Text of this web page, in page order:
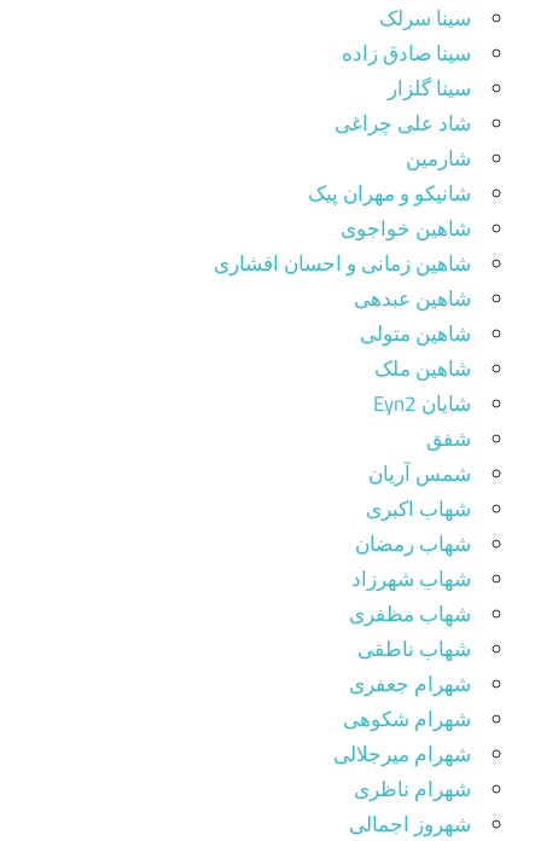
سینا سرلک
سینا صادق زاده
سینا گلزار
شاد علی چراغی
شارمین
شانیکو و مهران پیک
شاهین خواجوی
شاهین زمانی و احسان افشاری
شاهین عبدهی
شاهین متولی
شاهین ملک
شایان Eyn2
شفق
شمس آریان
شهاب اکبری
شهاب رمضان
شهاب شهرزاد
شهاب مظفری
شهاب ناطقی
شهرام جعفری
شهرام شکوهی
شهرام میرجلالی
شهرام ناظری
شهروز اجمالی